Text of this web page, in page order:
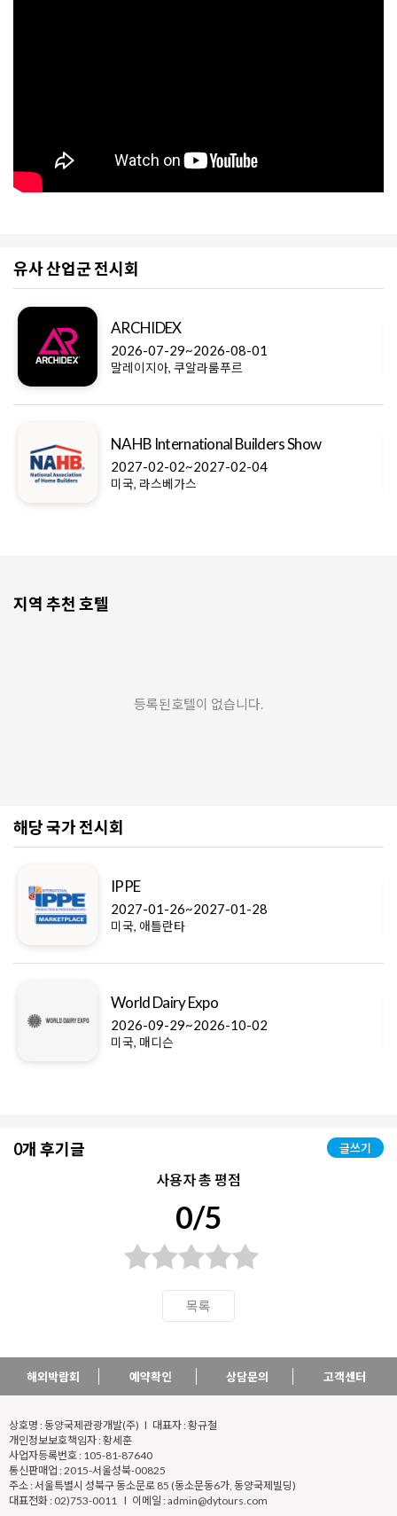
유사 산업군 전시회
ARCHIDEX
2026-07-29~2026-08-01
말레이지아, 쿠알라룸푸르
NAHB International Builders Show
2027-02-02~2027-02-04
미국, 라스베가스
지역 추천 호텔
등록된호텔이 없습니다.
해당 국가 전시회
IPPE
2027-01-26~2027-01-28
미국, 애틀란타
World Dairy Expo
2026-09-29~2026-10-02
미국, 매디슨
0개 후기글 글쓰기
사용자 총 평점
0/5
목록
해외박람회 예약확인 상담문의 고객센터
상호명 : 동양국제관광개발(주) l 대표자 : 황규철
개인정보보호책임자 : 황세훈
사업자등록번호 : 105-81-87640
통신판매업 : 2015-서울성북-00825
주소 : 서울특별시 성북구 동소문로 85 (동소문동6가, 동양국제빌딩)
대표전화 : 02)753-0011 l 이메일 : admin@dytours.com